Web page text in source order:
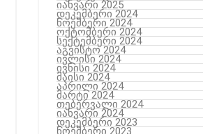
იანვარი 2025
დეკემბერი 2024
ნოემბერი 2024
ოქტომბერი 2024
სექტემბერი 2024
აგვისტო 2024
ივლისი 2024
ივნისი 2024
მაისი 2024
აპრილი 2024
მარტი 2024
თებერვალი 2024
იანვარი 2024
დეკემბერი 2023
ნოემბერი 2023